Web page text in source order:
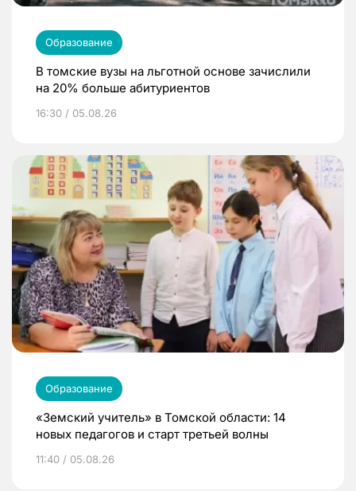
Образование
В томские вузы на льготной основе зачислили
на 20% больше абитуриентов
16:30 / 05.08.26
Образование
«Земский учитель» в Томской области: 14
новых педагогов и старт третьей волны
11:40 / 05.08.26